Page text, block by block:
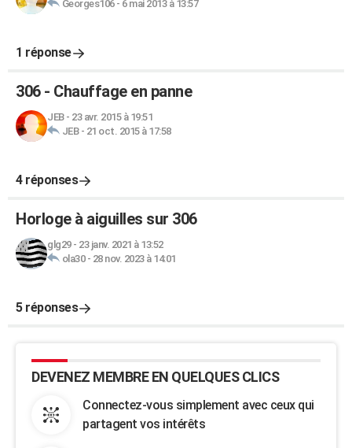
Georges106- 6 mai 2013 à 13:57
1 réponse
306 - Chauffage en panne
JEB- 23 avr. 2015 à 19:51
JEB- 21 oct. 2015 à 17:58
4 réponses
Horloge à aiguilles sur 306
glg29- 23 janv. 2021 à 13:52
ola30- 28 nov. 2023 à 14:01
5 réponses
DEVENEZ MEMBRE EN QUELQUES CLICS
Connectez-vous simplement avec ceux qui
partagent vos intérêts